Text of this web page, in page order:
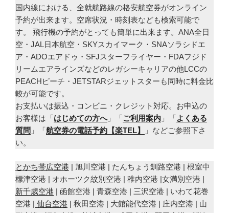
国内線における、全就航路線の格安航空券がオンライン
予約が出来ます。空席状況・時刻表なども検索可能で
す。 飛行機の予約がとっても簡単に出来ます。ANA全日
空・JAL日本航空・SKYスカイマーク・SNAソラシドエ
ア・ADOエアドゥ・SFJスターフライヤー・FDAフジド
リームエアラインズなどのレガシーキャリアの他LCCの
PEACHピーチ・JETSTARジェットスターも同時に料金比
較が可能です。
お支払いは振込・コンビニ・クレジット対応。お申込の
お客様は「はじめての方へ」「ご利用案内 」「よくある
質問 」「航空券の電話予約【楽TEL】
」などご参照下さ
い。
とかち帯広空港 | 旭川空港 | たんちょう釧路空港 | 根室中
標津空港 | オホーツク紋別空港 | 稚内空港 |女満別空港 |
新千歳空港 | 函館空港 | 青森空港 | 三沢空港 | いわて花巻
空港 | 仙台空港 | 秋田空港 | 大館能代空港 | 庄内空港 | 山